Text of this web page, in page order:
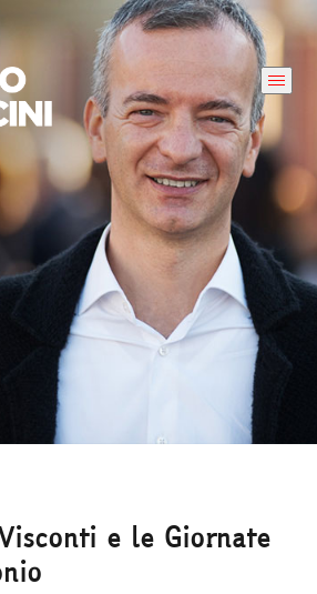
e le Giornate